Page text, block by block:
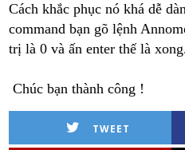
Cách khắc phục nó khá dễ
command bạn gõ lệnh
trị là 0 và ấn enter thế là
Chúc bạn thành công !
TWEET